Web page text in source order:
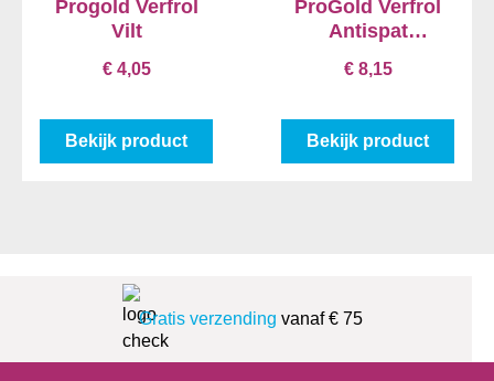
Progold Verfrol
Vilt
€ 4,05
Bekijk product
ProGold Verfrol
Antispat
€ 8,15
Bekijk product
Gratis verzending vanaf € 75